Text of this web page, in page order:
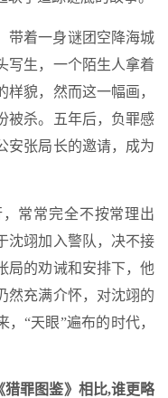
带着一身谜团空降海城
写生，一个陌生人拿着
貌，然而这一幅画，
被杀。五年后，负罪感
安张局长的邀请，成为
常常完全不按常理出
沈翊加入警队，决不接
局的劝诫和安排下，他
然充满介怀，对沈翊的
“天眼”遍布的时代，
猎罪图鉴》相比,谁更略